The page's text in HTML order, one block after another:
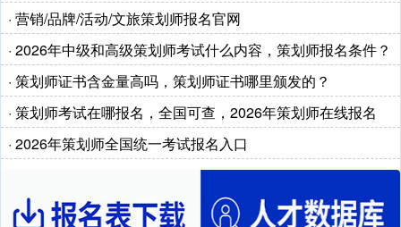
· 营销/品牌/活动/文旅策划师报名官网
· 2026年中级和高级策划师考试什么内容，策划师报名条件？
· 策划师证书含金量高吗，策划师证书哪里颁发的？
· 策划师考试在哪报名，全国可查，2026年策划师在线报名
· 2026年策划师全国统一考试报名入口